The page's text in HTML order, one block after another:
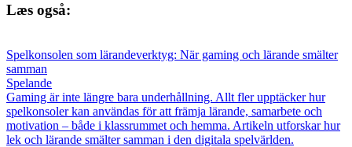
Læs også:
Spelkonsolen som lärandeverktyg: När gaming och lärande smälter
samman
Spelande
Gaming är inte längre bara underhållning. Allt fler upptäcker hur
spelkonsoler kan användas för att främja lärande, samarbete och
motivation – både i klassrummet och hemma. Artikeln utforskar hur
lek och lärande smälter samman i den digitala spelvärlden.